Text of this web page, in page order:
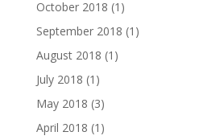
October 2018 (1)
September 2018 (1)
August 2018 (1)
July 2018 (1)
May 2018 (3)
April 2018 (1)